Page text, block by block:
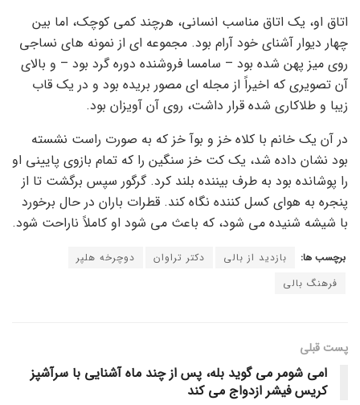
اتاق او، یک اتاق مناسب انسانی، هرچند کمی کوچک، اما بین
چهار دیوار آشنای خود آرام بود. مجموعه ای از نمونه های نساجی
روی میز پهن شده بود – سامسا فروشنده دوره گرد بود – و بالای
آن تصویری که اخیراً از مجله ای مصور بریده بود و در یک قاب
زیبا و طلاکاری شده قرار داشت، روی آن آویزان بود.
در آن یک خانم با کلاه خز و بوآ خز که به صورت راست نشسته
بود نشان داده شد، یک کت خز سنگین را که تمام بازوی پایینی او
را پوشانده بود به طرف بیننده بلند کرد. گرگور سپس برگشت تا از
پنجره به هوای کسل کننده نگاه کند. قطرات باران در حال برخورد
با شیشه شنیده می شود، که باعث می شود او کاملاً ناراحت شود.
برچسب ها: بازدید از بالی دکتر تراوان
دوچرخه هلپر
فرهنگ بالی
پست قبلی
امی شومر می گوید بله، پس از چند ماه آشنایی با سرآشپز
کریس فیشر ازدواج می کند